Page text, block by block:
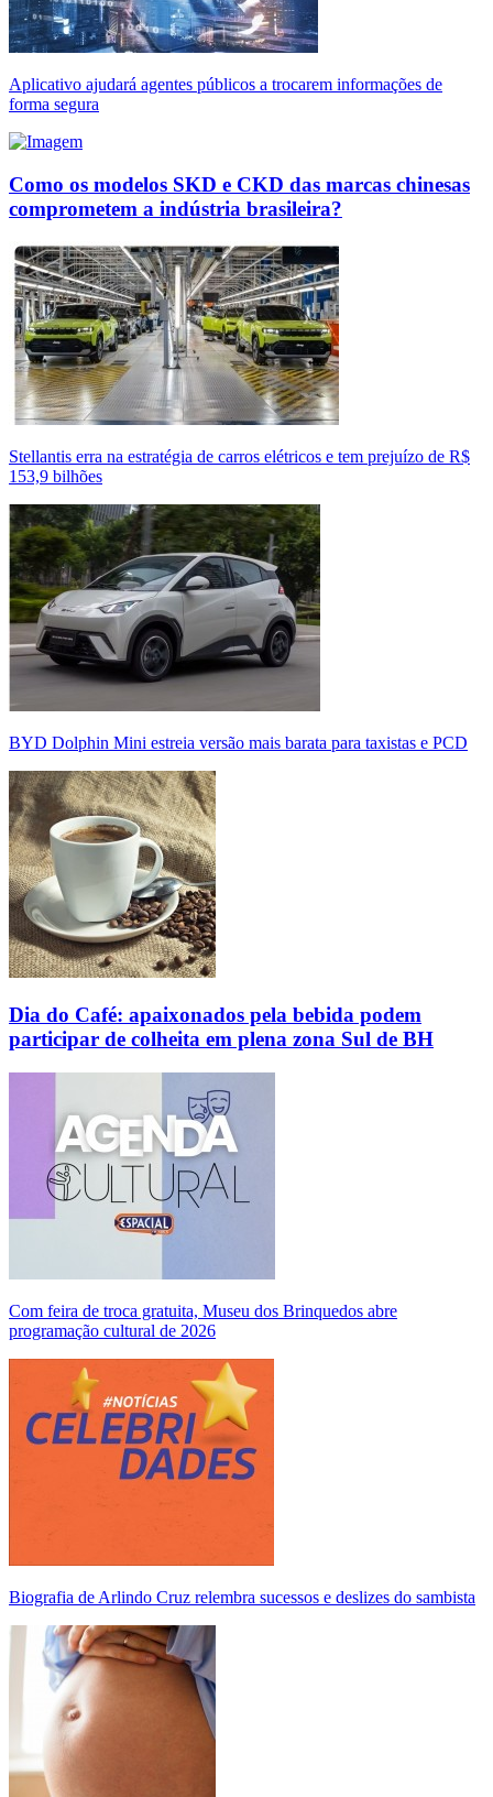
Aplicativo ajudará agentes públicos a trocarem informações de
forma segura
Como os modelos SKD e CKD das marcas chinesas
comprometem a indústria brasileira?
Stellantis erra na estratégia de carros elétricos e tem prejuízo de R$
153,9 bilhões
BYD Dolphin Mini estreia versão mais barata para taxistas e PCD
Dia do Café: apaixonados pela bebida podem
participar de colheita em plena zona Sul de BH
Com feira de troca gratuita, Museu dos Brinquedos abre
programação cultural de 2026
Biografia de Arlindo Cruz relembra sucessos e deslizes do sambista